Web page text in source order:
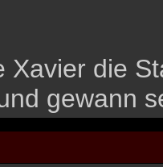
Xavier die
gewann